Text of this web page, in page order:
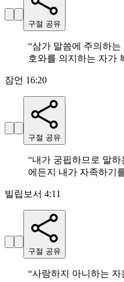
구절 공유
“삼가 말씀에 주의하는
호와를 의지하는 자가
잠언 16:20
구절 공유
“내가 궁핍하므로 말
에든지 내가 자족하기
빌립보서 4:11
구절 공유
“사랑하지 아니하는 자